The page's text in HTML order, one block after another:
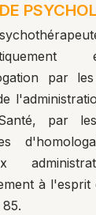
par
par les
à l'esprit